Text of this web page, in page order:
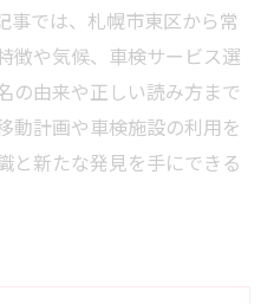
事では、札幌市東区から常
徴や気候、車検サービス選
の由来や正しい読み方まで
動計画や車検施設の利用を
と新たな発見を手にできる